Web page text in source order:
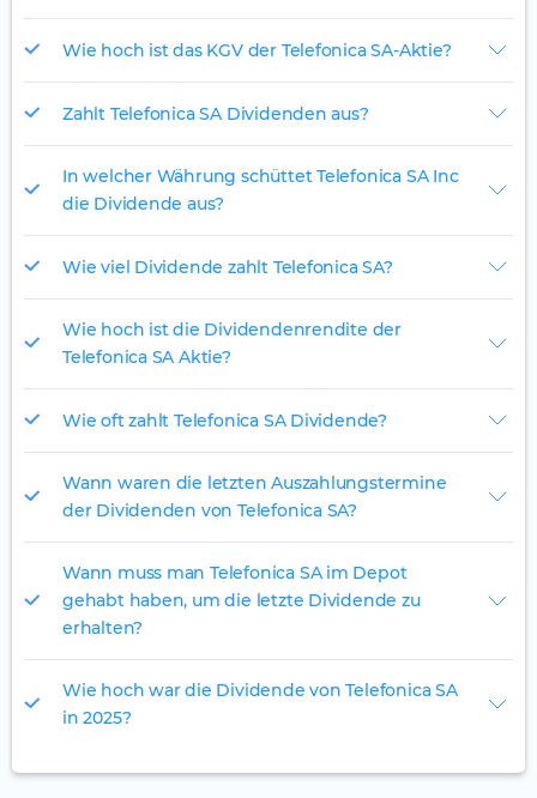
Wie hoch ist das KGV der Telefonica SA-Aktie?
Zahlt Telefonica SA Dividenden aus?
In welcher Währung schüttet Telefonica SA Inc
die Dividende aus?
Wie viel Dividende zahlt Telefonica SA?
Wie hoch ist die Dividendenrendite der
Telefonica SA Aktie?
Wie oft zahlt Telefonica SA Dividende?
Wann waren die letzten Auszahlungstermine
der Dividenden von Telefonica SA?
Wann muss man Telefonica SA im Depot
gehabt haben, um die letzte Dividende zu
erhalten?
Wie hoch war die Dividende von Telefonica SA
in 2025?